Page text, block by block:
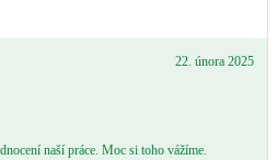
22. února 2025
naší práce. Moc si toho vážíme.